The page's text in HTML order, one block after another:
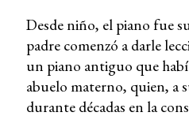
Desde niño, el piano fue
padre comenzó a darle
un piano antiguo que
abuelo materno, quien, a
durante décadas en la